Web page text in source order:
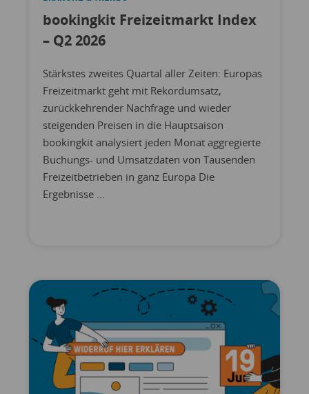
bookingkit Freizeitmarkt Index
– Q2 2026
Stärkstes zweites Quartal aller Zeiten: Europas
Freizeitmarkt geht mit Rekordumsatz,
zurückkehrender Nachfrage und wieder
steigenden Preisen in die Hauptsaison
bookingkit analysiert jeden Monat aggregierte
Buchungs- und Umsatzdaten von Tausenden
Freizeitbetrieben in ganz Europa Die
Ergebnisse ...